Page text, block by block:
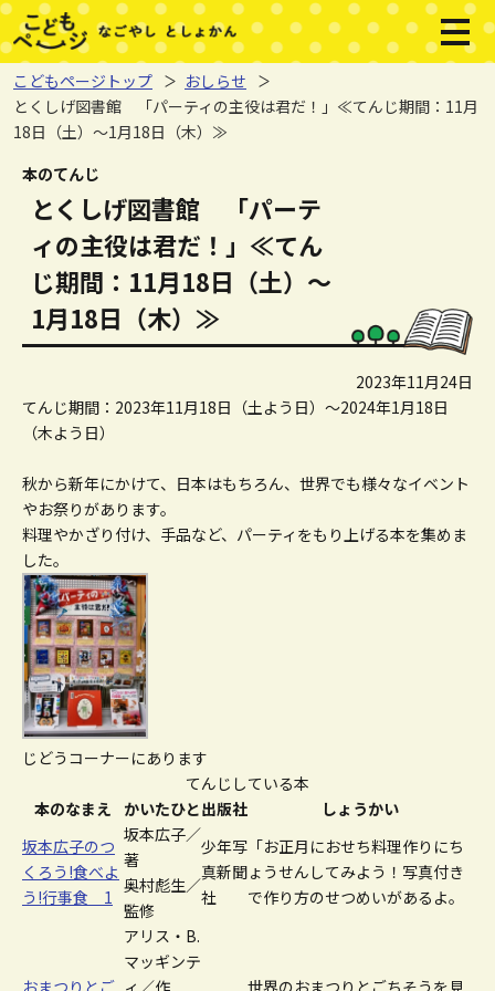
ページの先頭です。
本文へジャンプする。
メニ
こどもページトップ
おしらせ
とくしげ図書館 「パーティの主役は君だ！」≪てんじ期間：11月
18日（土）～1月18日（木）≫
ここから本文です。
本のてんじ
とくしげ図書館 「パーテ
ィの主役は君だ！」≪てん
じ期間：11月18日（土）～
1月18日（木）≫
2023年11月24日
てんじ期間：2023年11月18日（土よう日）～2024年1月18日
（木よう日）
秋から新年にかけて、日本はもちろん、世界でも様々なイベント
やお祭りがあります。
料理やかざり付け、手品など、パーティをもり上げる本を集めま
した。
じどうコーナーにあります
てんじしている本
本のなまえ
かいたひと出版社
しょうかい
坂本広子のつ
くろう!食べよ
う!行事食 1
坂本広子／
著
奥村彪生／
監修
少年写
真新聞
社
「お正月におせち料理作りにち
ょうせんしてみよう！写真付き
で作り方のせつめいがあるよ。
おまつりとご
アリス・B.
マッギンテ
ィ／作
世界のおまつりとごちそうを見
本文ここまで。
ここから共通フッターメニューです。
共通フッターメニューここまで。